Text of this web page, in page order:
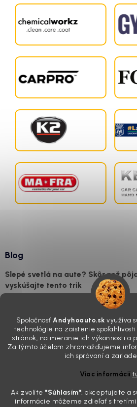
Spoločnosť Andyhoauto.sk využíva
technológie na zaistenie
stránok, na meranie ich výkonnosti a
Za týmto účelom zhromažďujeme
ich správaní a
Viac informácií
Ak zvolíte "Súhlasím", akceptujete a
informácie môžeme zdieľať s tretími
Blog
Slepé svetlá na aute? Skôr než
vyskúšajte tento trik
skutočnosti je? Často za to môžu práve
mliečny, drsný povrch nie je len estetická
svoje, plexisklo začne svetlo rozptyľovať
Zabudnite na handru. Ak chcete
Poznáte ten moment. Vonku svieti slnko,
„upratanom“ aute, no pri pohľade na